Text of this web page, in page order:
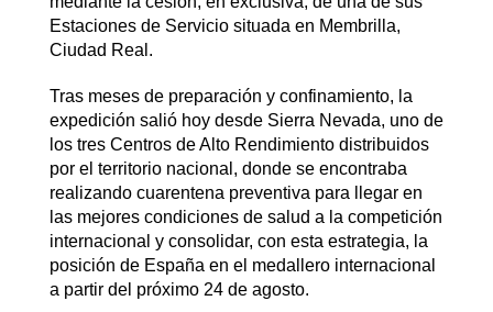
Estaciones de Servicio situada en Membrilla,
Ciudad Real.
Tras meses de preparación y confinamiento, la
expedición salió hoy desde Sierra Nevada, uno de
los tres Centros de Alto Rendimiento distribuidos
por el territorio nacional, donde se encontraba
realizando cuarentena preventiva para llegar en
las mejores condiciones de salud a la competición
internacional y consolidar, con esta estrategia, la
posición de España en el medallero internacional
a partir del próximo 24 de agosto.